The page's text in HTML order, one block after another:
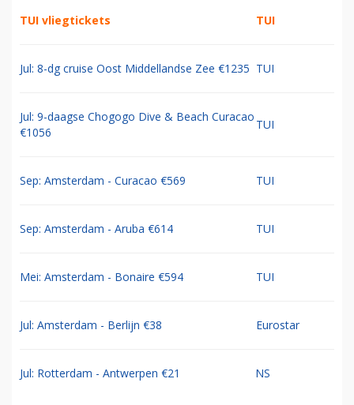
TUI vliegtickets TUI
Jul: 8-dg cruise Oost Middellandse Zee €1235 TUI
Jul: 9-daagse Chogogo Dive & Beach Curacao
€1056
TUI
Sep: Amsterdam - Curacao €569 TUI
Sep: Amsterdam - Aruba €614 TUI
Mei: Amsterdam - Bonaire €594 TUI
Jul: Amsterdam - Berlijn €38 Eurostar
Jul: Rotterdam - Antwerpen €21 NS